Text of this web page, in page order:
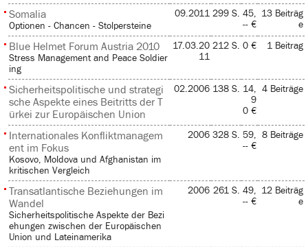
Somalia
Optionen - Chancen - Stolpersteine
09.2011 299 S. 45,
-- €
13 Beiträg
e
Blue Helmet Forum Austria 2010
Stress Management and Peace Soldier
ing
17.03.20
11
212 S. 0 € 1 Beitrag
Sicherheitspolitische und strategi
sche Aspekte eines Beitritts der T
ürkei zur Europäischen Union
02.2006 138 S. 14,
9
0 €
4 Beiträge
Internationales Konfliktmanagem
ent im Fokus
Kosovo, Moldova und Afghanistan im
kritischen Vergleich
2006 328 S. 59,
-- €
8 Beiträge
Transatlantische Beziehungen im
Wandel
Sicherheitspolitische Aspekte der Bezi
ehungen zwischen der Europäischen
Union und Lateinamerika
2006 261 S. 49,
-- €
12 Beiträg
e